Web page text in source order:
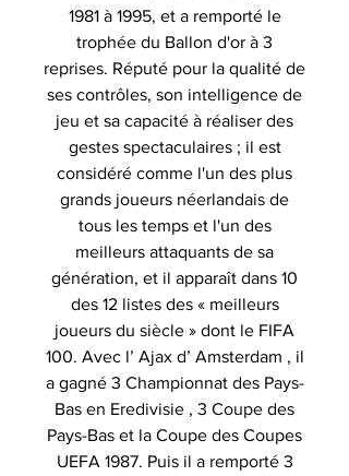
1981 à 1995, et a remporté le
trophée du Ballon d'or à 3
reprises. Réputé pour la qualité de
ses contrôles, son intelligence de
jeu et sa capacité à réaliser des
gestes spectaculaires ; il est
considéré comme l'un des plus
grands joueurs néerlandais de
tous les temps et l'un des
meilleurs attaquants de sa
génération, et il apparaît dans 10
des 12 listes des « meilleurs
joueurs du siècle » dont le FIFA
100. Avec l’ Ajax d’ Amsterdam , il
a gagné 3 Championnat des Pays-
Bas en Eredivisie , 3 Coupe des
Pays-Bas et la Coupe des Coupes
UEFA 1987. Puis il a remporté 3